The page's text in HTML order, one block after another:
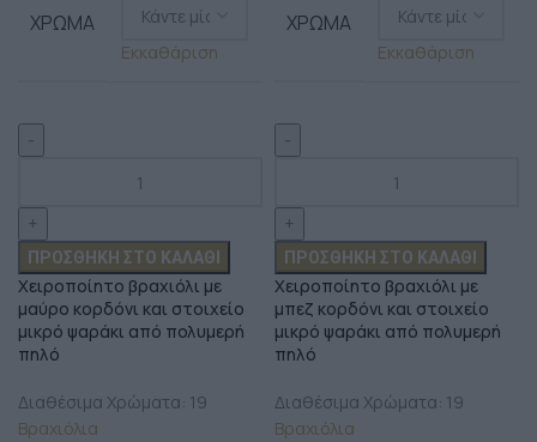
ΧΡΏΜΑ
Εκκαθάριση
ΠΡΟΣΘΉΚΗ ΣΤΟ ΚΑΛΆΘΙ
Χειροποίητο βραχιόλι με
μαύρο κορδόνι και στοιχείο
μικρό ψαράκι από πολυμερή
πηλό
Διαθέσιμα Χρώματα: 19
Βραχιόλια
ΧΡΏΜΑ
Εκκαθάριση
ΠΡΟΣΘΉΚΗ ΣΤΟ ΚΑΛΆΘΙ
Χειροποίητο βραχιόλι με
μπεζ κορδόνι και στοιχείο
μικρό ψαράκι από πολυμερή
πηλό
Διαθέσιμα Χρώματα: 19
Βραχιόλια